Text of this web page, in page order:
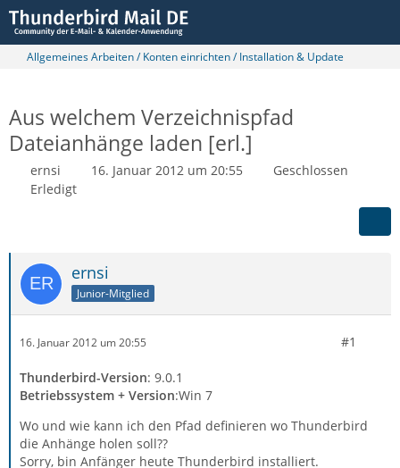
Allgemeines Arbeiten / Konten einrichten / Installation & Update
Aus welchem Verzeichnispfad
Dateianhänge laden [erl.]
ernsi 16. Januar 2012 um 20:55
Geschlossen
Erledigt
ernsi
Junior-Mitglied
16. Januar 2012 um 20:55 #1
Thunderbird-Version: 9.0.1
Betriebssystem + Version:Win 7
Wo und wie kann ich den Pfad definieren wo Thunderbird
die Anhänge holen soll??
Sorry, bin Anfänger heute Thunderbird installiert.